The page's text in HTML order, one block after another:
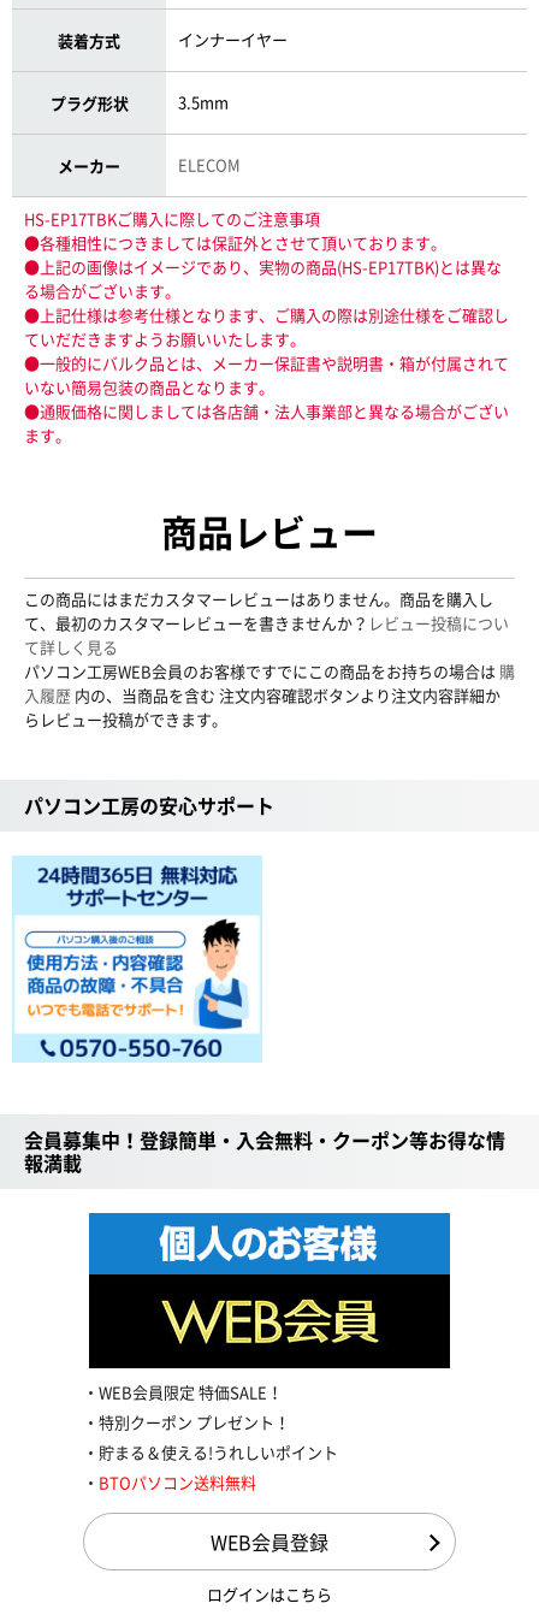
装着方式 インナーイヤー
プラグ形状 3.5mm
メーカー ELECOM
HS-EP17TBKご購入に際してのご注意事項
●各種相性につきましては保証外とさせて頂いております。
●上記の画像はイメージであり、実物の商品(HS-EP17TBK)とは異な
る場合がございます。
●上記仕様は参考仕様となります、ご購入の際は別途仕様をご確認し
ていだだきますようお願いいたします。
●一般的にバルク品とは、メーカー保証書や説明書・箱が付属されて
いない簡易包装の商品となります。
●通販価格に関しましては各店舗・法人事業部と異なる場合がござい
ます。
商品レビュー
この商品にはまだカスタマーレビューはありません。商品を購入し
て、最初のカスタマーレビューを書きませんか？ レビュー投稿につい
て詳しく見る
パソコン工房WEB会員のお客様ですでにこの商品をお持ちの場合は 購
入履歴 内の、当商品を含む 注文内容確認ボタンより注文内容詳細か
らレビュー投稿ができます。
パソコン工房の安心サポート
会員募集中！登録簡単・入会無料・クーポン等お得な情
報満載
WEB会員限定 特価SALE！
特別クーポン プレゼント！
貯まる＆使える!うれしいポイント
BTOパソコン送料無料
WEB会員登録
ログインはこちら